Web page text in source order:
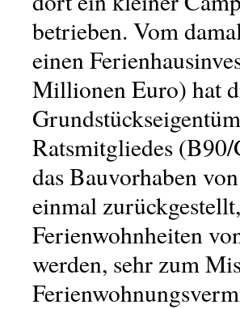
betrieben. Vom
einen
Millionen Euro) hat
Ratsmitgliedes
das Bauvorhaben
einmal
Ferienwohnheiten
werden, sehr zum